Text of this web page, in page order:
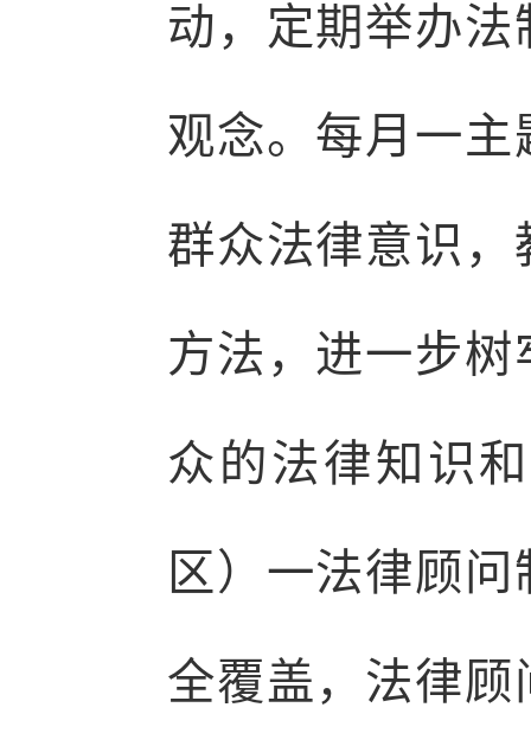
动，定期举办
观念。每月一
群众法律意识
方法，进一步
众的法律知识
区）一法律顾
全覆盖，法律